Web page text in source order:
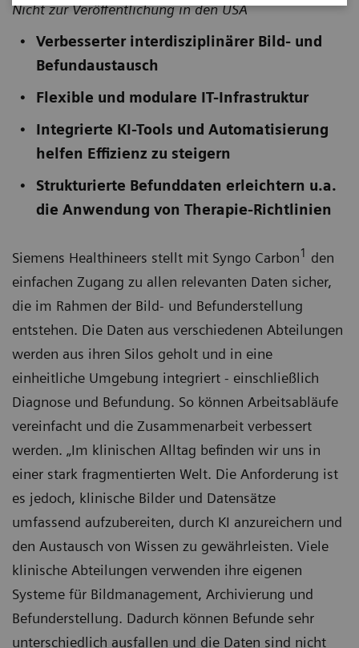
Nicht zur Veröffentlichung in den USA
Verbesserter interdisziplinärer Bild- und
Befundaustausch
Flexible und modulare IT-Infrastruktur
Integrierte KI-Tools und Automatisierung
helfen Effizienz zu steigern
Strukturierte Befunddaten erleichtern u.a.
die Anwendung von Therapie-Richtlinien
Siemens Healthineers stellt mit Syngo Carbon1 den
einfachen Zugang zu allen relevanten Daten sicher,
die im Rahmen der Bild- und Befunderstellung
entstehen. Die Daten aus verschiedenen Abteilungen
werden aus ihren Silos geholt und in eine
einheitliche Umgebung integriert - einschließlich
Diagnose und Befundung. So können Arbeitsabläufe
vereinfacht und die Zusammenarbeit verbessert
werden. „Im klinischen Alltag befinden wir uns in
einer stark fragmentierten Welt. Die Anforderung ist
es jedoch, klinische Bilder und Datensätze
umfassend aufzubereiten, durch KI anzureichern und
den Austausch von Wissen zu gewährleisten. Viele
klinische Abteilungen verwenden ihre eigenen
Systeme für Bildmanagement, Archivierung und
Befunderstellung. Dadurch können Befunde sehr
unterschiedlich ausfallen und die Daten sind nicht